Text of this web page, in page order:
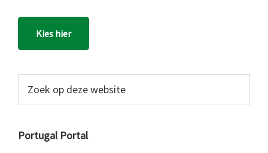
Kies hier
website
Portugal Portal